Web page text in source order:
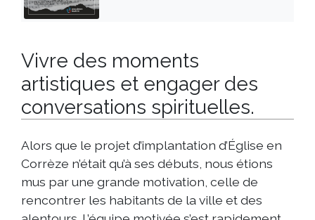
Vivre des moments
artistiques et engager des
conversations spirituelles.
Alors que le projet d’implantation d’Église en
Corrèze n’était qu’à ses débuts, nous étions
mus par une grande motivation, celle de
rencontrer les habitants de la ville et des